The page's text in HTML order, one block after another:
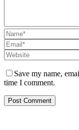
Save my name,
time I comment.